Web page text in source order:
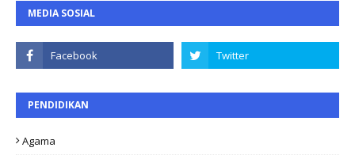
MEDIA SOSIAL
PENDIDIKAN
Agama